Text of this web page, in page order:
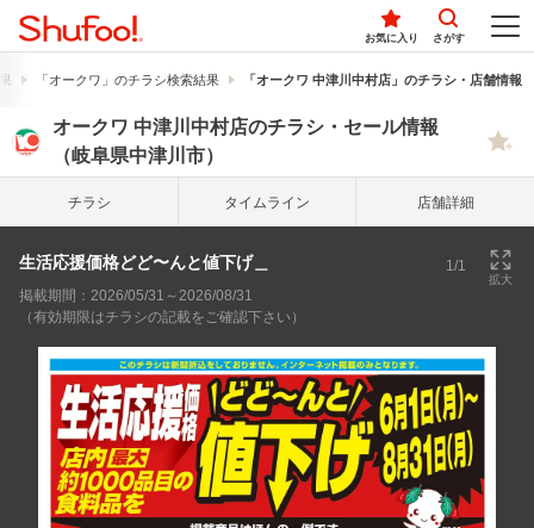
お気に入り さがす
「オークワ」のチラシ検索結果 「オークワ 中津川中村店」のチラシ・店舗情報
オークワ 中津川中村店のチラシ・セール情報
（岐阜県中津川市）
チラシ タイム ライン 店舗詳細
生活応援価格どど〜んと値下げ＿ 1/1
拡大
掲載期間：2026/05/31～2026/08/31
（有効期限はチラシの記載をご確認下さい）